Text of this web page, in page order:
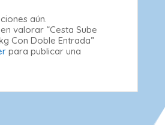
aún.
valorar “Cesta Sube
Con Doble Entrada”
para publicar una